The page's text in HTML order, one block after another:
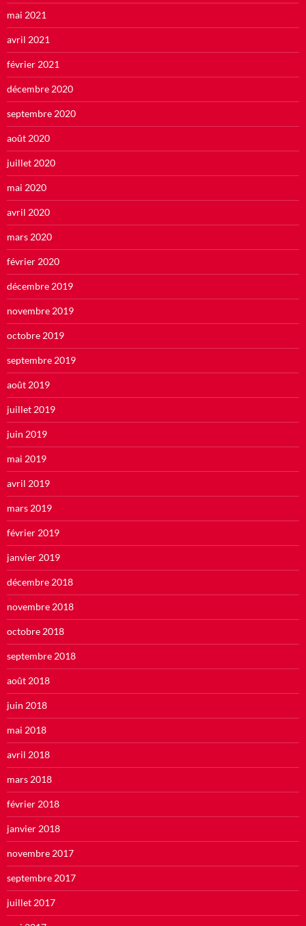
mai 2021
avril 2021
février 2021
décembre 2020
septembre 2020
août 2020
juillet 2020
mai 2020
avril 2020
mars 2020
février 2020
décembre 2019
novembre 2019
octobre 2019
septembre 2019
août 2019
juillet 2019
juin 2019
mai 2019
avril 2019
mars 2019
février 2019
janvier 2019
décembre 2018
novembre 2018
octobre 2018
septembre 2018
août 2018
juin 2018
mai 2018
avril 2018
mars 2018
février 2018
janvier 2018
novembre 2017
septembre 2017
juillet 2017